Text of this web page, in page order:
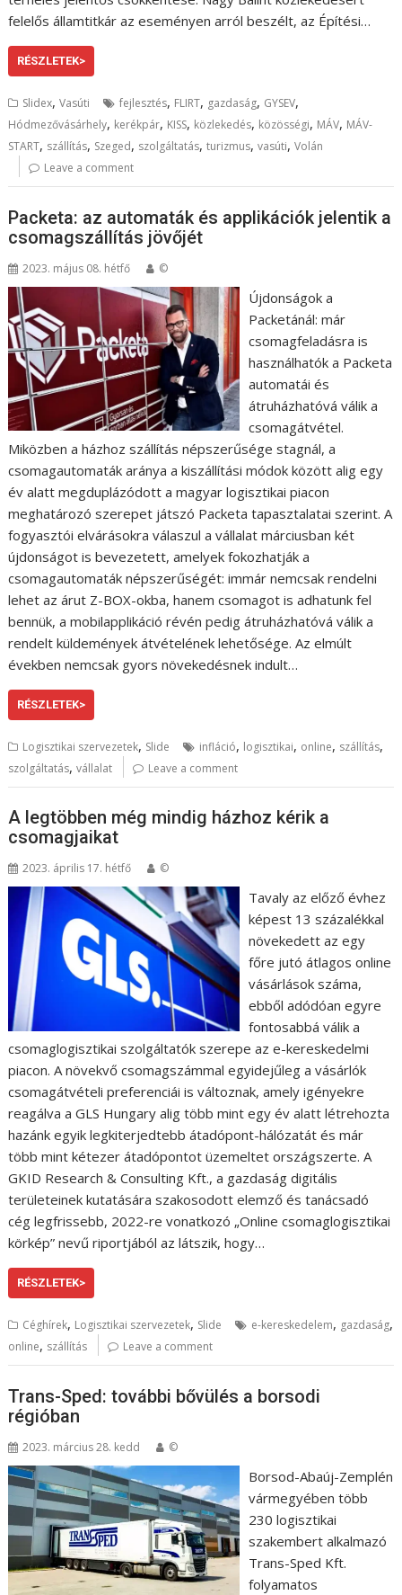
felelős államtitkár az eseményen arról beszélt, az Építési…
RÉSZLETEK>
Slidex,Vasúti fejlesztés, FLIRT, gazdaság, GYSEV,
Hódmezővásárhely, kerékpár, KISS, közlekedés, közösségi, MÁV, MÁV-
START, szállítás, Szeged, szolgáltatás,turizmus,vasúti,Volán
Leave a comment
Packeta: az automaták és applikációk jelentik a
csomagszállítás jövőjét
2023. május 08. hétfő ©
Újdonságok a
Packetánál: már
csomagfeladásra is
használhatók a Packeta
automatái és
átruházhatóvá válik a
csomagátvétel.
Miközben a házhoz szállítás népszerűsége stagnál, a
csomagautomaták aránya a kiszállítási módok között alig egy
év alatt megduplázódott a magyar logisztikai piacon
meghatározó szerepet játszó Packeta tapasztalatai szerint. A
fogyasztói elvárásokra válaszul a vállalat márciusban két
újdonságot is bevezetett, amelyek fokozhatják a
csomagautomaták népszerűségét: immár nemcsak rendelni
lehet az árut Z-BOX-okba, hanem csomagot is adhatunk fel
bennük, a mobilapplikáció révén pedig átruházhatóvá válik a
rendelt küldemények átvételének lehetősége. Az elmúlt
években nemcsak gyors növekedésnek indult…
RÉSZLETEK>
Logisztikai szervezetek, Slide infláció, logisztikai, online, szállítás,
szolgáltatás,vállalat Leave a comment
A legtöbben még mindig házhoz kérik a
csomagjaikat
2023. április 17. hétfő ©
Tavaly az előző évhez
képest 13 százalékkal
növekedett az egy
főre jutó átlagos online
vásárlások száma,
ebből adódóan egyre
fontosabbá válik a
csomaglogisztikai szolgáltatók szerepe az e-kereskedelmi
piacon. A növekvő csomagszámmal egyidejűleg a vásárlók
csomagátvételi preferenciái is változnak, amely igényekre
reagálva a GLS Hungary alig több mint egy év alatt létrehozta
hazánk egyik legkiterjedtebb átadópont-hálózatát és már
több mint kétezer átadópontot üzemeltet országszerte. A
GKID Research & Consulting Kft., a gazdaság digitális
területeinek kutatására szakosodott elemző és tanácsadó
cég legfrissebb, 2022-re vonatkozó „Online csomaglogisztikai
körkép” nevű riportjából az látszik, hogy…
RÉSZLETEK>
Céghírek, Logisztikai szervezetek, Slide e-kereskedelem, gazdaság,
online, szállítás Leave a comment
Trans-Sped: további bővülés a borsodi
régióban
2023. március 28. kedd ©
Borsod-Abaúj-Zemplén
vármegyében több
230 logisztikai
szakembert alkalmazó
Trans-Sped Kft.
folyamatos